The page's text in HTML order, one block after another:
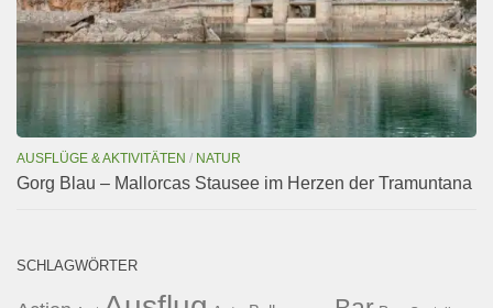
AUSFLÜGE & AKTIVITÄTEN / NATUR
Gorg Blau – Mallorcas Stausee im Herzen der Tramuntana
SCHLAGWÖRTER